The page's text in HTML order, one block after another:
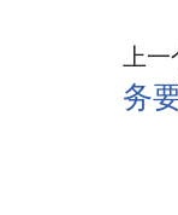
上一
务